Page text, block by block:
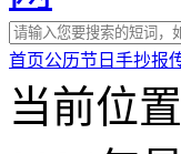
首页公历节日手抄报
当前位